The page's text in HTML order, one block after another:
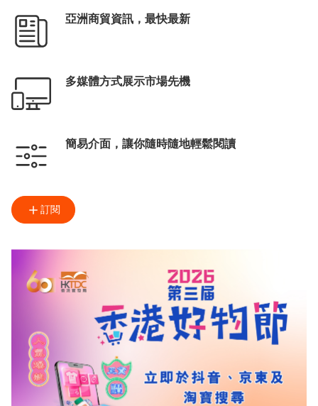
亞洲商貿資訊，最快最新
多媒體方式展示市場先機
簡易介面，讓你隨時隨地輕鬆閱讀
訂閱